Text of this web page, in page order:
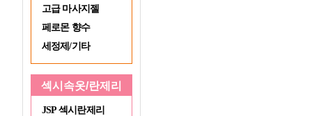
고급 마사지젤
페로몬 향수
세정제/기타
섹시속옷/란제리
JSP 섹시란제리